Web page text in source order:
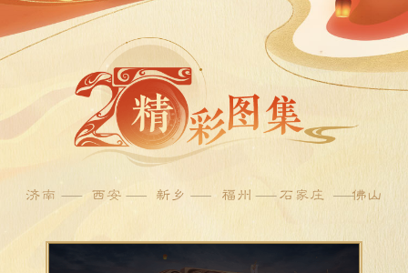
济南 西安 新乡 福州 石家庄 佛山